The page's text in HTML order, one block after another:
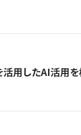
活用したAI活用